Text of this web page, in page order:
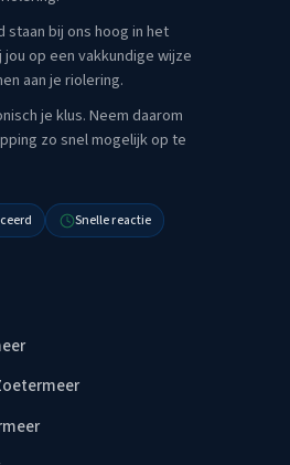
staan bij ons hoog in het
op een vakkundige wijze
aan je riolering.
je klus. Neem daarom
zo snel mogelijk op te
Snelle reactie